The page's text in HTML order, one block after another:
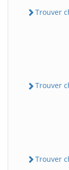
Trouver
Trouver
Trouver